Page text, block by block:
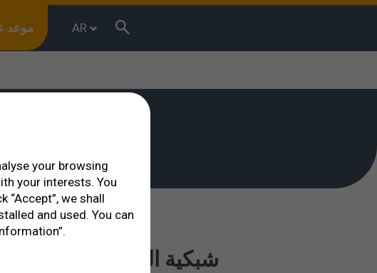
موعد AR
شبكية العين هي واحدة
your browsing
your interests. You
we shall
and used. You can